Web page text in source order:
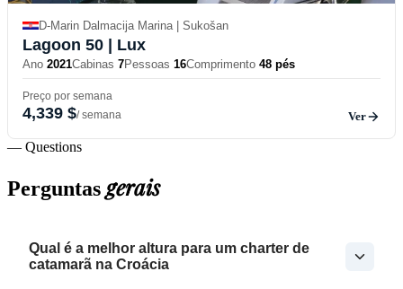
D-Marin Dalmacija Marina | Sukošan
Lagoon 50 | Lux
Ano 2021Cabinas 7Pessoas 16Comprimento 48 pés
Preço por semana
4,339 $/ semana Ver
— Questions
Perguntasgerais
Qual é a melhor altura para um charter de
catamarã na Croácia